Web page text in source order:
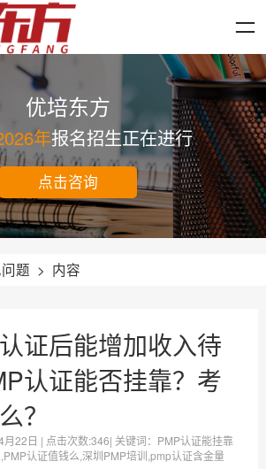
优培东方
年报名招生正在进行
点击咨询
题 > 内容
证后能增加收入待
认证能否挂靠？考
？
月22日 | 点击次数:346| 关键词：PMP认证能挂靠
认证值钱么,深圳PMP培训,pmp认证含金量